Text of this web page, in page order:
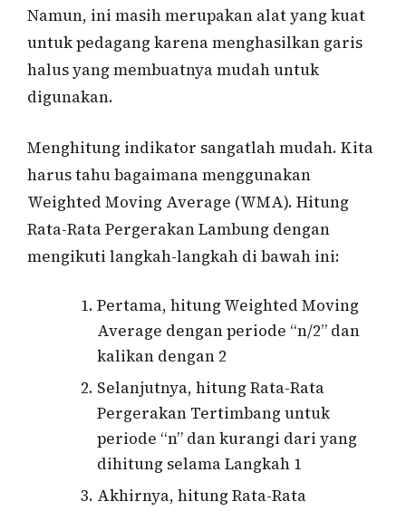
Namun, ini masih merupakan alat yang kuat
untuk pedagang karena menghasilkan garis
halus yang membuatnya mudah untuk
digunakan.
Menghitung indikator sangatlah mudah. Kita
harus tahu bagaimana menggunakan
Weighted Moving Average (WMA). Hitung
Rata-Rata Pergerakan Lambung dengan
mengikuti langkah-langkah di bawah ini:
Pertama, hitung Weighted Moving
Average dengan periode “n/2” dan
kalikan dengan 2
Selanjutnya, hitung Rata-Rata
Pergerakan Tertimbang untuk
periode “n” dan kurangi dari yang
dihitung selama Langkah 1
Akhirnya, hitung Rata-Rata